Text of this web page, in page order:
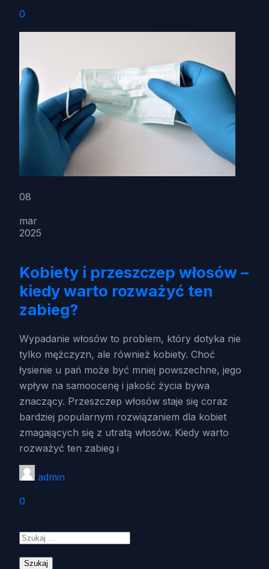
0
08
mar
2025
Kobiety i przeszczep włosów –
kiedy warto rozważyć ten
zabieg?
Wypadanie włosów to problem, który dotyka nie
tylko mężczyzn, ale również kobiety. Choć
łysienie u pań może być mniej powszechne, jego
wpływ na samoocenę i jakość życia bywa
znaczący. Przeszczep włosów staje się coraz
bardziej popularnym rozwiązaniem dla kobiet
zmagających się z utratą włosów. Kiedy warto
rozważyć ten zabieg i
admin
0